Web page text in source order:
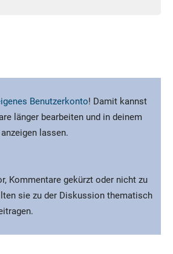
Benutzerkonto! Damit kannst
länger bearbeiten und in deinem
lassen.
Kommentare gekürzt oder nicht zu
sie zu der Diskussion thematisch